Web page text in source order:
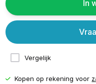
In
Vergelijk
Kopen op rekening voor